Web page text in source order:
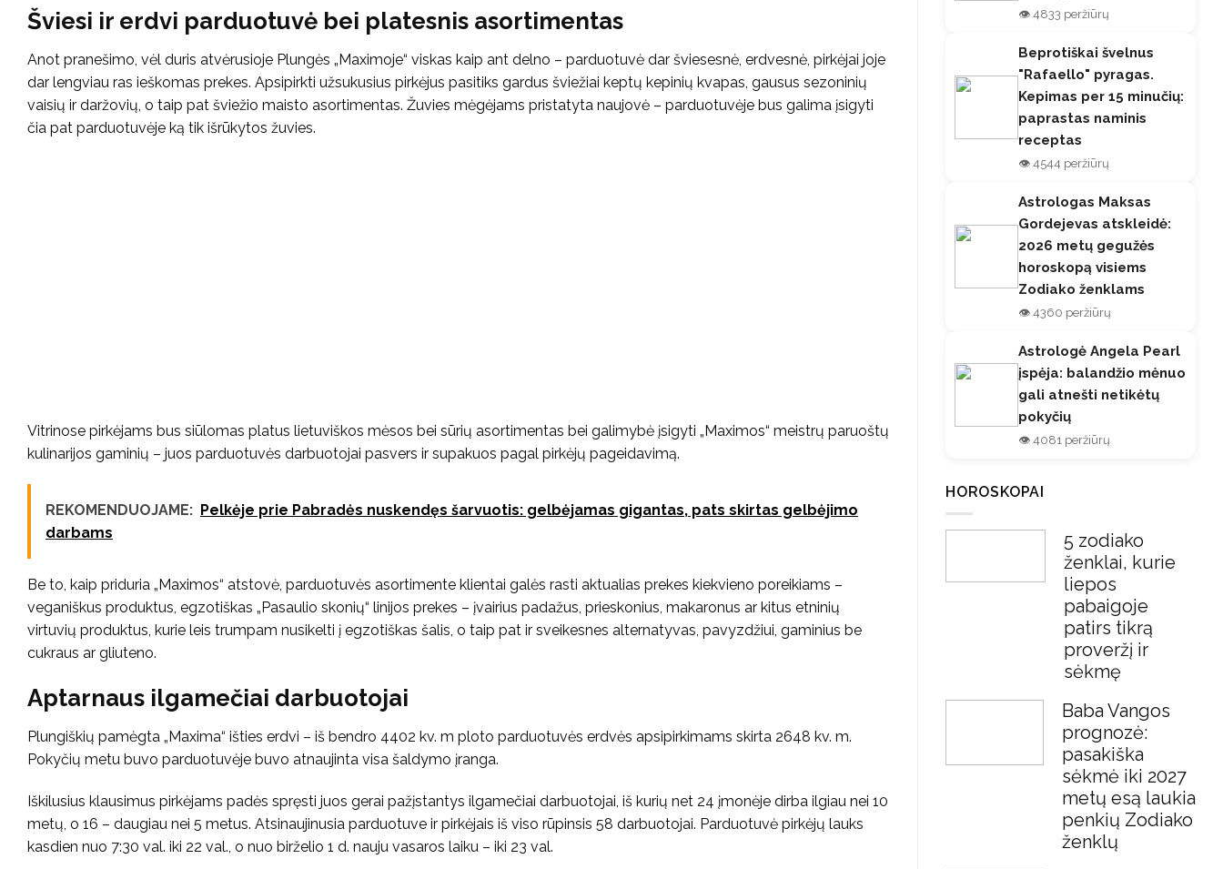
Šviesi ir erdvi parduotuvė bei platesnis asortimentas
Anot pranešimo, vėl duris atvėrusioje Plungės „Maximoje“ viskas kaip ant delno – parduotuvė dar šviesesnė, erdvesnė, pirkėjai joje
dar lengviau ras ieškomas prekes. Apsipirkti užsukusius pirkėjus pasitiks gardus šviežiai keptų kepinių kvapas, gausus sezoninių
vaisių ir daržovių, o taip pat šviežio maisto asortimentas. Žuvies mėgėjams pristatyta naujovė – parduotuvėje bus galima įsigyti
čia pat parduotuvėje ką tik išrūkytos žuvies.
Vitrinose pirkėjams bus siūlomas platus lietuviškos mėsos bei sūrių asortimentas bei galimybė įsigyti „Maximos“ meistrų paruoštų
kulinarijos gaminių – juos parduotuvės darbuotojai pasvers ir supakuos pagal pirkėjų pageidavimą.
REKOMENDUOJAME: Pelkėje prie Pabradės nuskendęs šarvuotis: gelbėjamas gigantas, pats skirtas gelbėjimo
darbams
Be to, kaip priduria „Maximos“ atstovė, parduotuvės asortimente klientai galės rasti aktualias prekes kiekvieno poreikiams –
veganiškus produktus, egzotiškas „Pasaulio skonių“ linijos prekes – įvairius padažus, prieskonius, makaronus ar kitus etninių
virtuvių produktus, kurie leis trumpam nusikelti į egzotiškas šalis, o taip pat ir sveikesnes alternatyvas, pavyzdžiui, gaminius be
cukraus ar gliuteno.
Aptarnaus ilgamečiai darbuotojai
Plungiškių pamėgta „Maxima“ išties erdvi – iš bendro 4402 kv. m ploto parduotuvės erdvės apsipirkimams skirta 2648 kv. m.
Pokyčių metu buvo parduotuvėje buvo atnaujinta visa šaldymo įranga.
Iškilusius klausimus pirkėjams padės spręsti juos gerai pažįstantys ilgamečiai darbuotojai, iš kurių net 24 įmonėje dirba ilgiau nei 10
metų, o 16 – daugiau nei 5 metus. Atsinaujinusia parduotuve ir pirkėjais iš viso rūpinsis 58 darbuotojai. Parduotuvė pirkėjų lauks
kasdien nuo 7:30 val. iki 22 val., o nuo birželio 1 d. nauju vasaros laiku – iki 23 val.
👁️ 4833 peržiūrų
Beprotiškai švelnus
"Rafaello" pyragas.
Kepimas per 15 minučių:
paprastas naminis
receptas
👁️ 4544 peržiūrų
Astrologas Maksas
Gordejevas atskleidė:
2026 metų gegužės
horoskopą visiems
Zodiako ženklams
👁️ 4360 peržiūrų
Astrologė Angela Pearl
įspėja: balandžio mėnuo
gali atnešti netikėtų
pokyčių
👁️ 4081 peržiūrų
HOROSKOPAI
5 zodiako
ženklai, kurie
liepos
pabaigoje
patirs tikrą
proveržį ir
sėkmę
Baba Vangos
prognozė:
pasakiška
sėkmė iki 2027
metų esą laukia
penkių Zodiako
ženklų